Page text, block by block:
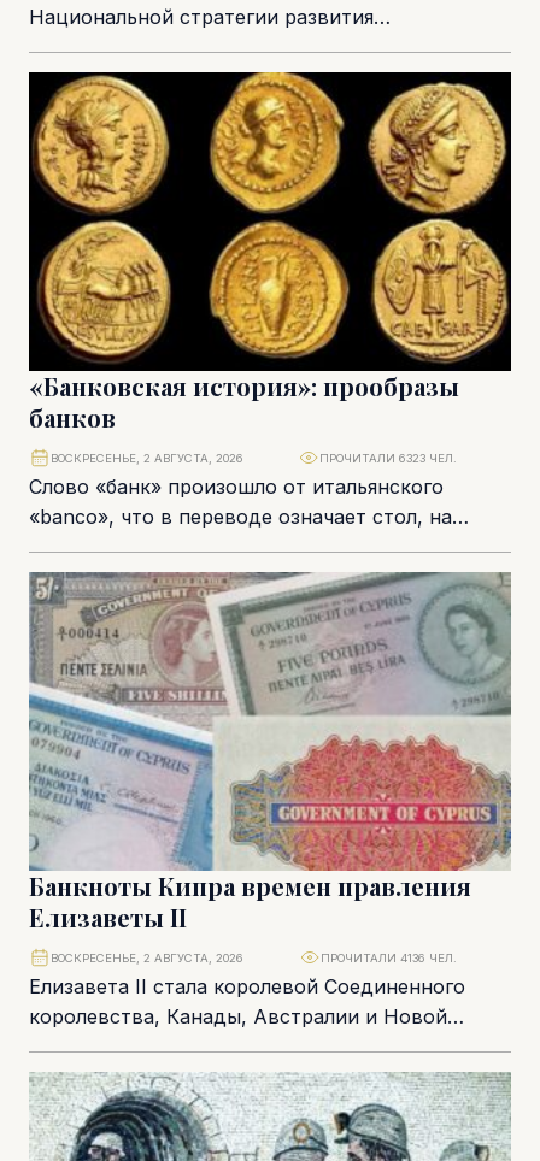
Национальной стратегии развития
искусственного интеллекта до 2032 года,
вынеся документ на общественное обсуждение.
В отличие от...
«Банковская история»: прообразы
банков
Слово «банк» произошло от итальянского
«banco», что в переводе означает стол, на
котором средневековые менялы раскладывали
монеты. Мы уже писали...
ВОСКРЕСЕНЬЕ, 2 АВГУСТА, 2026 ПРОЧИТАЛИ 6323 ЧЕЛ.
Банкноты Кипра времен правления
Елизаветы II
Елизавета II стала королевой Соединенного
королевства, Канады, Австралии и Новой
Зеландии в 1952 году, после смерти ее отца
короля Георга...
ВОСКРЕСЕНЬЕ, 2 АВГУСТА, 2026 ПРОЧИТАЛИ 4136 ЧЕЛ.